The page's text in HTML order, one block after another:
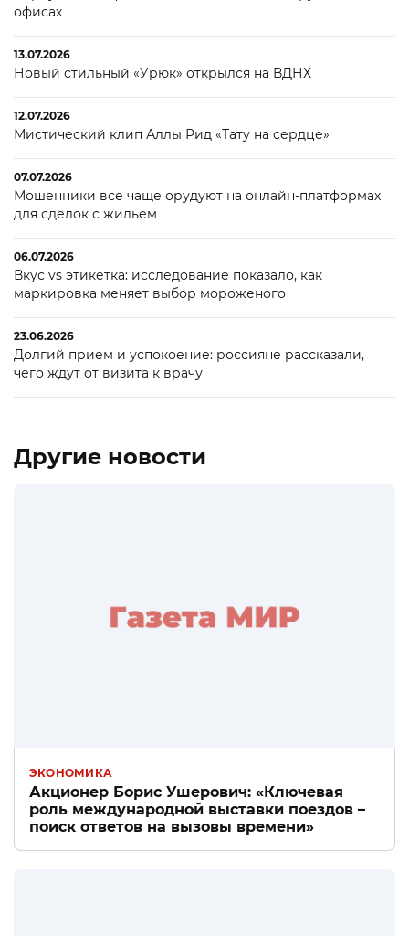
офисах
13.07.2026
Новый стильный «Урюк» открылся на ВДНХ
12.07.2026
Мистический клип Аллы Рид «Тату на сердце»
07.07.2026
Мошенники все чаще орудуют на онлайн-платформах
для сделок с жильем
06.07.2026
Вкус vs этикетка: исследование показало, как
маркировка меняет выбор мороженого
23.06.2026
Долгий прием и успокоение: россияне рассказали,
чего ждут от визита к врачу
Другие новости
ЭКОНОМИКА
Акционер Борис Ушерович: «Ключевая
роль международной выставки поездов –
поиск ответов на вызовы времени»